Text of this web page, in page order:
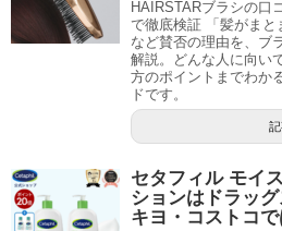
HAIRSTARブラシの口
で徹底検証 「髪がまと
など賛否の理由を、ブ
解説。どんな人に向い
方のポイントまでわか
ドです。
セタフィル モイ
ションはドラッ
キヨ・コストコで